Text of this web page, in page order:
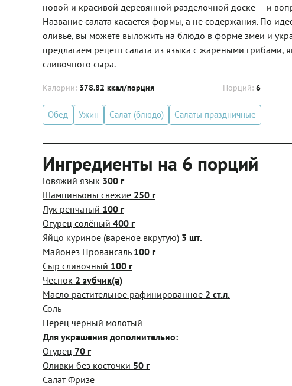
новой и красивой деревянной разделочной доске — и
Название салата касается формы, а не содержания. По
оливье, вы можете выложить на блюдо в форме змеи и
предлагаем рецепт салата из языка с жареными
сливочного сыра.
Калории: 378.82 ккал/порция Порций: 6
Обед Ужин Салат (блюдо) Салаты праздничные
Ингредиенты на 6 порций
Говяжий язык 300 г
Шампиньоны свежие 250 г
Лук репчатый 100 г
Огурец солёный 400 г
Яйцо куриное (вареное вкрутую) 3 шт.
Майонез Провансаль 100 г
Сыр сливочный 100 г
Чеснок 2 зубчик(а)
Масло растительное рафинированное 2 ст.л.
Соль
Перец чёрный молотый
Для украшения дополнительно:
Огурец 70 г
Оливки без косточки 50 г
Салат Фризе